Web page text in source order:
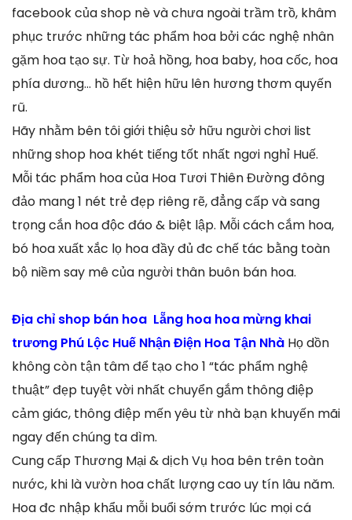
facebook của shop nè và chưa ngoài trầm trồ, khâm
phục trước những tác phẩm hoa bởi các nghệ nhân
gặm hoa tạo sự. Từ hoả hồng, hoa baby, hoa cốc, hoa
phía dương… hồ hết hiện hữu lên hương thơm quyến
rũ.
Hãy nhằm bên tôi giới thiệu sở hữu người chơi list
những shop hoa khét tiếng tốt nhất ngơi nghỉ Huế.
Mỗi tác phẩm hoa của Hoa Tươi Thiên Đường đông
đảo mang 1 nét trẻ đẹp riêng rẽ, đẳng cấp và sang
trọng cắn hoa độc đáo & biệt lập. Mỗi cách cắm hoa,
bó hoa xuất xắc lọ hoa đầy đủ đc chế tác bằng toàn
bộ niềm say mê của người thân buôn bán hoa.
Địa chỉ shop bán hoa Lẵng hoa hoa mừng khai
trương Phú Lộc Huế Nhận Điện Hoa Tận Nhà Họ dồn
không còn tận tâm để tạo cho 1 “tác phẩm nghệ
thuật” đẹp tuyệt vời nhất chuyển gắm thông điệp
cảm giác, thông điệp mến yêu từ nhà bạn khuyến mãi
ngay đến chúng ta dìm.
Cung cấp Thương Mại & dịch Vụ hoa bên trên toàn
nước, khi là vườn hoa chất lượng cao uy tín lâu năm.
Hoa đc nhập khẩu mỗi buổi sớm trước lúc mọi cá